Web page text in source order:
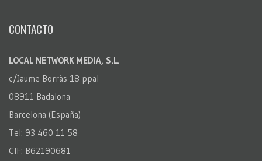
CONTACTO
LOCAL NETWORK MEDIA, S.L.
c/Jaume Borràs 18 ppal
08911 Badalona
Barcelona (España)
Tel: 93 460 11 58
CIF: B62190681